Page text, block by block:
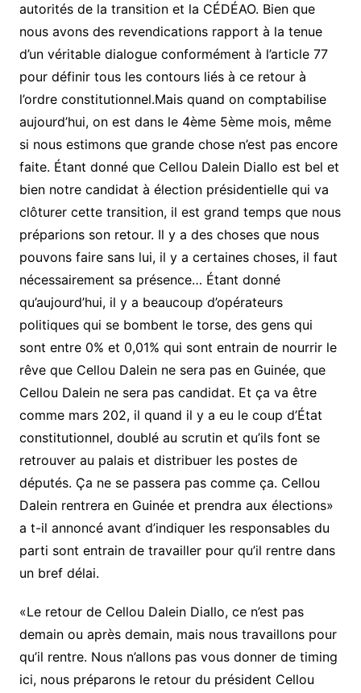
autorités de la transition et la CÉDÉAO. Bien que
nous avons des revendications rapport à la tenue
d’un véritable dialogue conformément à l’article 77
pour définir tous les contours liés à ce retour à
l’ordre constitutionnel.Mais quand on comptabilise
aujourd’hui, on est dans le 4ème 5ème mois, même
si nous estimons que grande chose n’est pas encore
faite. Étant donné que Cellou Dalein Diallo est bel et
bien notre candidat à élection présidentielle qui va
clôturer cette transition, il est grand temps que nous
préparions son retour. Il y a des choses que nous
pouvons faire sans lui, il y a certaines choses, il faut
nécessairement sa présence… Étant donné
qu’aujourd’hui, il y a beaucoup d’opérateurs
politiques qui se bombent le torse, des gens qui
sont entre 0% et 0,01% qui sont entrain de nourrir le
rêve que Cellou Dalein ne sera pas en Guinée, que
Cellou Dalein ne sera pas candidat. Et ça va être
comme mars 202, il quand il y a eu le coup d’État
constitutionnel, doublé au scrutin et qu’ils font se
retrouver au palais et distribuer les postes de
députés. Ça ne se passera pas comme ça. Cellou
Dalein rentrera en Guinée et prendra aux élections»
a t-il annoncé avant d’indiquer les responsables du
parti sont entrain de travailler pour qu’il rentre dans
un bref délai.
«Le retour de Cellou Dalein Diallo, ce n’est pas
demain ou après demain, mais nous travaillons pour
qu’il rentre. Nous n’allons pas vous donner de timing
ici, nous préparons le retour du président Cellou